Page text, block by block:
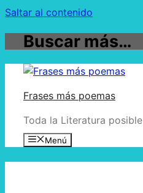
Saltar al contenido
Buscar más…
Frases más poemas
Toda la Literatura posible
Menú